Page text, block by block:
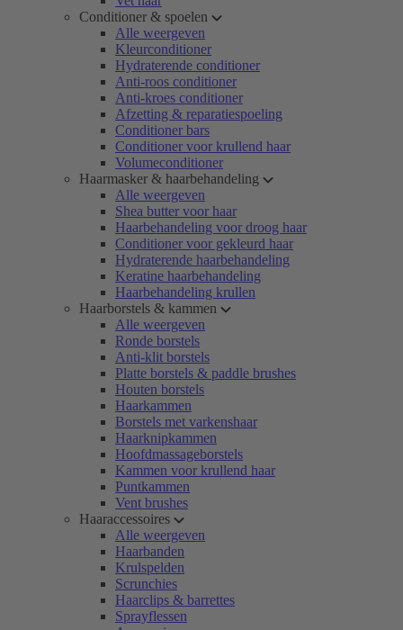
Conditioner & spoelen
Alle weergeven
Kleurconditioner
Hydraterende conditioner
Anti-roos conditioner
Anti-kroes conditioner
Afzetting & reparatiespoeling
Conditioner bars
Conditioner voor krullend haar
Volumeconditioner
Haarmasker & haarbehandeling
Alle weergeven
Shea butter voor haar
Haarbehandeling voor droog haar
Conditioner voor gekleurd haar
Hydraterende haarbehandeling
Keratine haarbehandeling
Haarbehandeling krullen
Haarborstels & kammen
Alle weergeven
Ronde borstels
Anti-klit borstels
Platte borstels & paddle brushes
Houten borstels
Haarkammen
Borstels met varkenshaar
Haarknipkammen
Hoofdmassageborstels
Kammen voor krullend haar
Puntkammen
Vent brushes
Haaraccessoires
Alle weergeven
Haarbanden
Krulspelden
Scrunchies
Haarclips & barrettes
Sprayflessen